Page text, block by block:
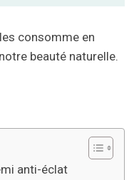
consomme en
beauté naturelle.
anti-éclat